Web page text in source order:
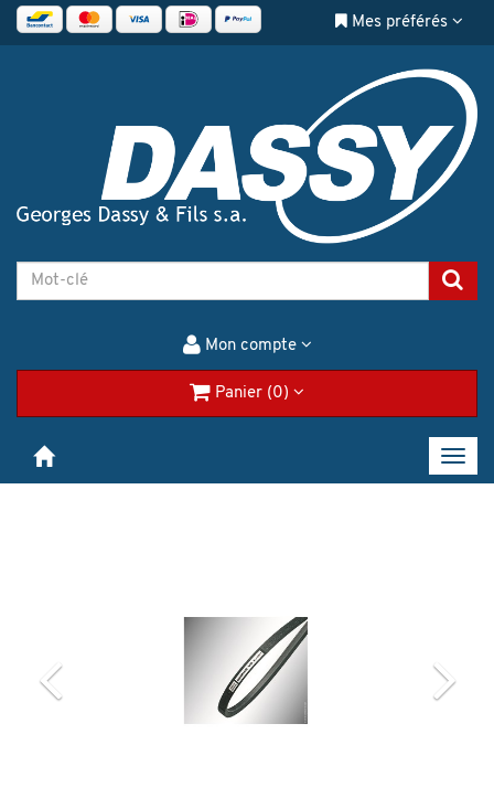
Mes préférés
Mon compte
Panier (0)